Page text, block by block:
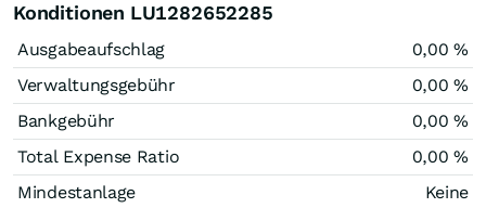
Konditionen LU1282652285
Ausgabeaufschlag
0,00 %
Verwaltungsgebühr
0,00 %
Bankgebühr
0,00 %
Total Expense Ratio
0,00 %
Mindestanlage
Keine